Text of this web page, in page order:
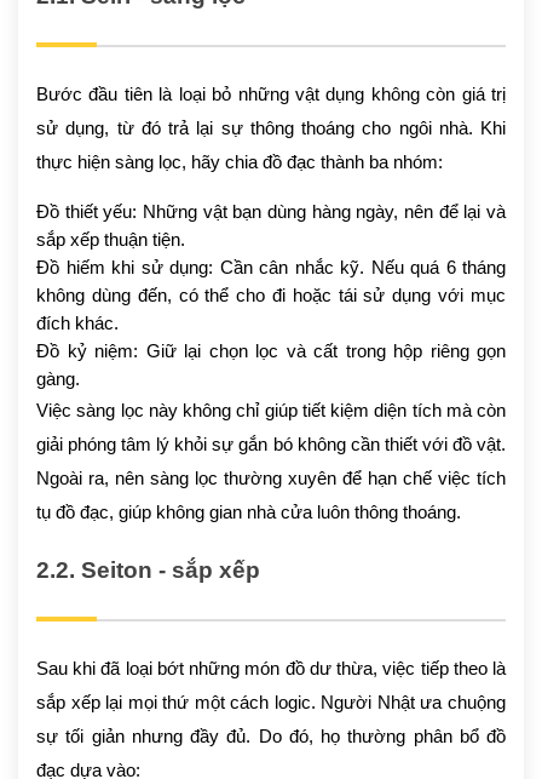
Bước đầu tiên là loại bỏ những vật dụng không còn giá trị
sử dụng, từ đó trả lại sự thông thoáng cho ngôi nhà. Khi
thực hiện sàng lọc, hãy chia đồ đạc thành ba nhóm:
Đồ thiết yếu: Những vật bạn dùng hàng ngày, nên để lại và
sắp xếp thuận tiện.
Đồ hiếm khi sử dụng: Cần cân nhắc kỹ. Nếu quá 6 tháng
không dùng đến, có thể cho đi hoặc tái sử dụng với mục
đích khác.
Đồ kỷ niệm: Giữ lại chọn lọc và cất trong hộp riêng gọn
gàng.
Việc sàng lọc này không chỉ giúp tiết kiệm diện tích mà còn
giải phóng tâm lý khỏi sự gắn bó không cần thiết với đồ vật.
Ngoài ra, nên sàng lọc thường xuyên để hạn chế việc tích
tụ đồ đạc, giúp không gian nhà cửa luôn thông thoáng.
2.2. Seiton - sắp xếp
Sau khi đã loại bớt những món đồ dư thừa, việc tiếp theo là
sắp xếp lại mọi thứ một cách logic. Người Nhật ưa chuộng
sự tối giản nhưng đầy đủ. Do đó, họ thường phân bổ đồ
đạc dựa vào: